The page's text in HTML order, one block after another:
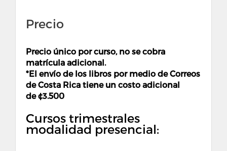
Precio
Precio único por curso, no se cobra
matrícula adicional.
*El envío de los libros por medio de Correos
de Costa Rica tiene un costo adicional
de ¢3.500
Cursos trimestrales
modalidad presencial: